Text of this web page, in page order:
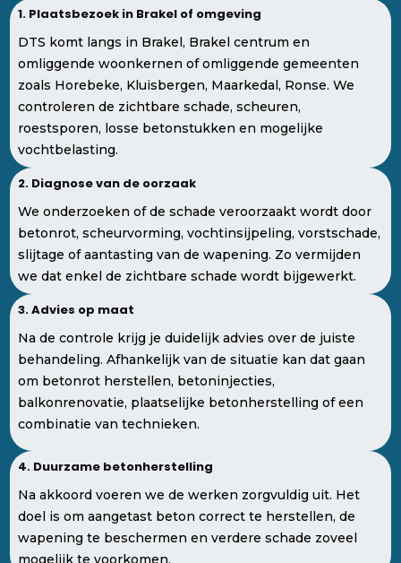
1. Plaatsbezoek in Brakel of omgeving
DTS komt langs in Brakel, Brakel centrum en
omliggende woonkernen of omliggende gemeenten
zoals Horebeke, Kluisbergen, Maarkedal, Ronse. We
controleren de zichtbare schade, scheuren,
roestsporen, losse betonstukken en mogelijke
vochtbelasting.
2. Diagnose van de oorzaak
We onderzoeken of de schade veroorzaakt wordt door
betonrot, scheurvorming, vochtinsijpeling, vorstschade,
slijtage of aantasting van de wapening. Zo vermijden
we dat enkel de zichtbare schade wordt bijgewerkt.
3. Advies op maat
Na de controle krijg je duidelijk advies over de juiste
behandeling. Afhankelijk van de situatie kan dat gaan
om betonrot herstellen, betoninjecties,
balkonrenovatie, plaatselijke betonherstelling of een
combinatie van technieken.
4. Duurzame betonherstelling
Na akkoord voeren we de werken zorgvuldig uit. Het
doel is om aangetast beton correct te herstellen, de
wapening te beschermen en verdere schade zoveel
mogelijk te voorkomen.